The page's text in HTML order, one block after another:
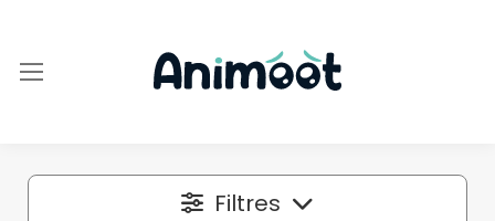
Filtres